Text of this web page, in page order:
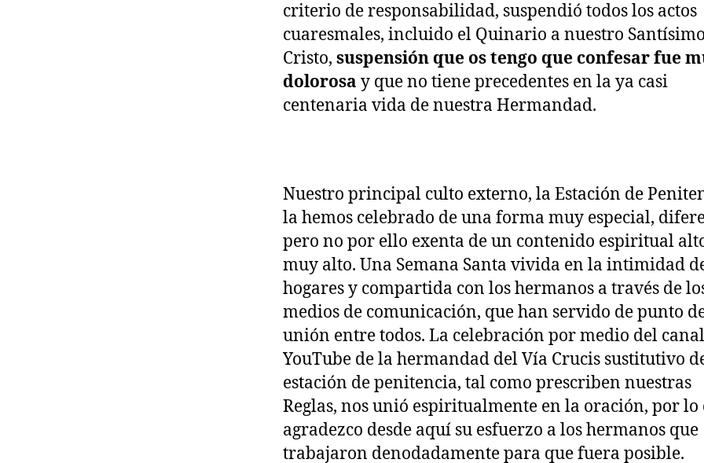
criterio de responsabilidad, suspendió todos los actos
cuaresmales, incluido el Quinario a nuestro Santísimo
Cristo, suspensión que os tengo que confesar fue
dolorosa y que no tiene precedentes en la ya casi
centenaria vida de nuestra Hermandad.
Nuestro principal culto externo, la Estación de
la hemos celebrado de una forma muy especial,
pero no por ello exenta de un contenido espiritual
muy alto. Una Semana Santa vivida en la intimidad
hogares y compartida con los hermanos a través de
medios de comunicación, que han servido de punto
unión entre todos. La celebración por medio del
YouTube de la hermandad del Vía Crucis sustitutivo
estación de penitencia, tal como prescriben nuestras
Reglas, nos unió espiritualmente en la oración, por lo
agradezco desde aquí su esfuerzo a los hermanos que
trabajaron denodadamente para que fuera posible.